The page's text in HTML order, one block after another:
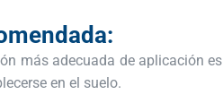
más adecuada de aplicación es
en el suelo.